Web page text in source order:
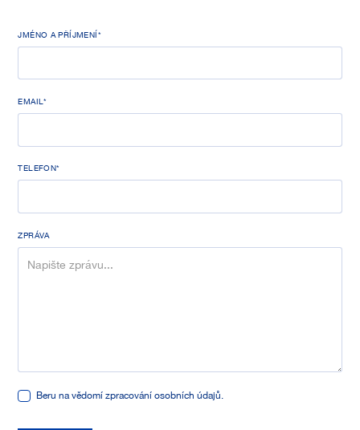
JMÉNO A PŘÍJMENÍ*
EMAIL*
TELEFON*
ZPRÁVA
Beru na vědomí zpracování osobních údajů.